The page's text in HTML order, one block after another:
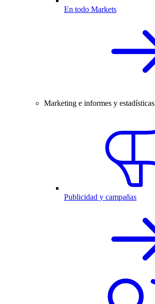
En todo Markets
Marketing e informes y estadísticas
Publicidad y campañas